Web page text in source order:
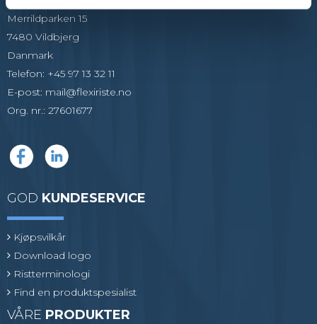
Merrildparken 15
7480 Vildbjerg
Danmark
Telefon: +45 97 13 32 11
E-post: mail@flexiriste.no
Org. nr.: 27601677
GOD KUNDESERVICE
Kjøpsvilkår
Download logo
Ristterminologi
Find en produktspesialist
VÅRE PRODUKTER